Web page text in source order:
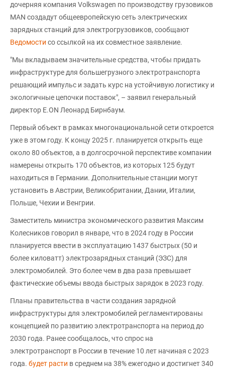
дочерняя компания Volkswagen по производству грузовиков
MAN создадут общеевропейскую сеть электрических
зарядных станций для электрогрузовиков, сообщают
Ведомости со ссылкой на их совместное заявление.
"Мы вкладываем значительные средства, чтобы придать
инфраструктуре для большегрузного электротранспорта
решающий импульс и задать курс на устойчивую логистику и
экологичные цепочки поставок", – заявил генеральный
директор E.ON Леонард Бирнбаум.
Первый объект в рамках многонациональной сети откроется
уже в этом году. К концу 2025 г. планируется открыть еще
около 80 объектов, а в долгосрочной перспективе компании
намерены открыть 170 объектов, из которых 125 будут
находиться в Германии. Дополнительные станции могут
установить в Австрии, Великобритании, Дании, Италии,
Польше, Чехии и Венгрии.
Заместитель министра экономического развития Максим
Колесников говорил в январе, что в 2024 году в России
планируется ввести в эксплуатацию 1437 быстрых (50 и
более киловатт) электрозарядных станций (ЭЗС) для
электромобилей. Это более чем в два раза превышает
фактические объемы ввода быстрых зарядок в 2023 году.
Планы правительства в части создания зарядной
инфраструктуры для электромобилей регламентированы
концепцией по развитию электротранспорта на период до
2030 года. Ранее сообщалось, что спрос на
электротранспорт в России в течение 10 лет начиная с 2023
года. будет расти в среднем на 38% ежегодно и достигнет 340